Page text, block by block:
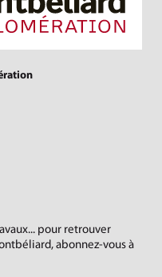
pour retrouver
abonnez-vous à